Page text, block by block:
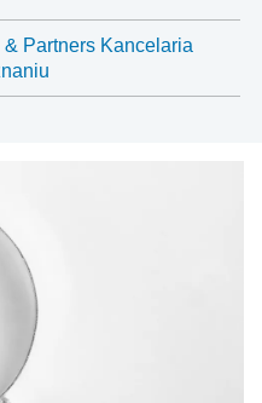
Partners Kancelaria